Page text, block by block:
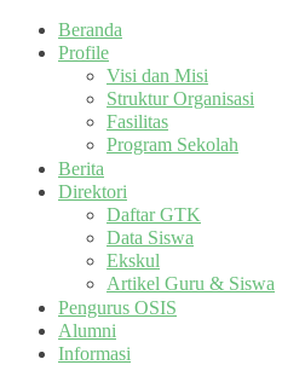
Beranda
Profile
Visi dan Misi
Struktur Organisasi
Fasilitas
Program Sekolah
Berita
Direktori
Daftar GTK
Data Siswa
Ekskul
Artikel Guru & Siswa
Pengurus OSIS
Alumni
Informasi